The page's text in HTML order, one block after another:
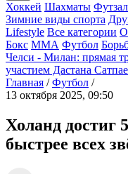
Хоккей Шахматы Футзал
Зимние виды спорта
Lifestyle Все категории О
Бокс ММА Футбол
Челси - Милан: прямая
участием Дастана
Главная / Футбол /
13 октября 2025, 09:50
Холанд достиг
быстрее всех